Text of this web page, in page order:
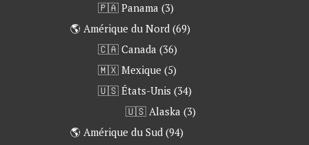
🇵🇦 Panama (3)
🌎 Amérique du Nord (69)
🇨🇦 Canada (36)
🇲🇽 Mexique (5)
🇺🇸 États-Unis (34)
🇺🇸 Alaska (3)
🌎 Amérique du Sud (94)